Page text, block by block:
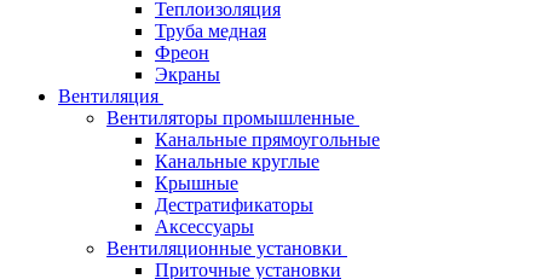
Теплоизоляция
Труба медная
Фреон
Экраны
Вентиляция
Вентиляторы промышленные
Канальные прямоугольные
Канальные круглые
Крышные
Дестратификаторы
Аксессуары
Вентиляционные установки
Приточные установки